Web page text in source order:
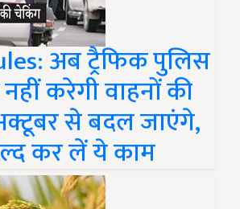
अब ट्रैफिक पुलिस
करेगी वाहनों की
से बदल जाएंगे,
कर लें ये काम